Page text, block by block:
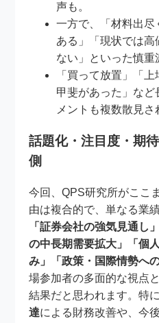
声も。
一方で、「材料出尽
ある」「現状では
ない」といった慎重
「買って放置」「
甲斐があった」など
メントも複数散見さ
話題化・注目度・期
側
今回、QPS研究所がここ
由は複合的で、単なる業
「証券会社の強気見通し
の中長期需要拡大」「個
み」「政策・国際情勢へ
場参加者の多面的な視点
結果だと思われます。特に
達による財務改善や、今